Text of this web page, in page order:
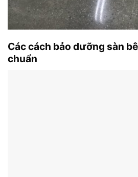
Các cách bảo dưỡng sàn
chuẩn